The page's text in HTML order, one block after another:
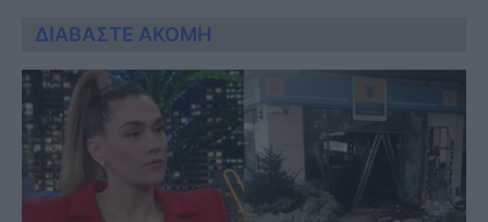
ΔΙΑΒΑΣΤΕ ΑΚΟΜΗ